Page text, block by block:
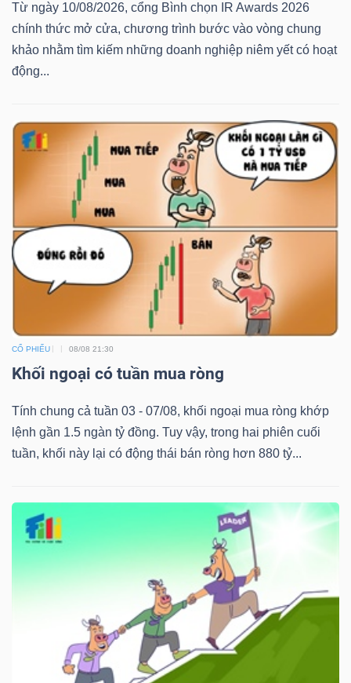
Từ ngày 10/08/2026, cổng Bình chọn IR Awards 2026
chính thức mở cửa, chương trình bước vào vòng chung
khảo nhằm tìm kiếm những doanh nghiệp niêm yết có hoạt
động...
CỔ PHIẾU 08/08 21:30
Khối ngoại có tuần mua ròng
Tính chung cả tuần 03 - 07/08, khối ngoại mua ròng khớp
lệnh gần 1.5 ngàn tỷ đồng. Tuy vậy, trong hai phiên cuối
tuần, khối này lại có động thái bán ròng hơn 880 tỷ...